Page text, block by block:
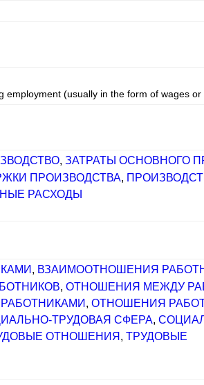
(usually in the form of wages or
, ЗАТРАТЫ ОСНОВНОГО
ПРОИЗВОДСТВА,
РАСХОДЫ
, ВЗАИМООТНОШЕНИЯ
,ОТНОШЕНИЯ МЕЖДУ
,ОТНОШЕНИЯ
ТРУДОВАЯ СФЕРА,
ОТНОШЕНИЯ ,ТРУДОВЫЕ